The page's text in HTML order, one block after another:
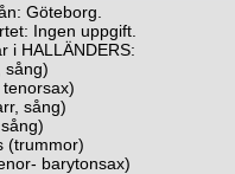
Göteborg.
Ingen uppgift.
i HALLÄNDERS:
sång)
sång)
(trummor)
barytonsax)